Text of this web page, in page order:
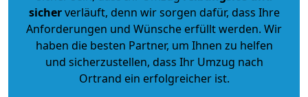
sicherverläuft, denn wir sorgen dafür, dass Ihre
Anforderungen und Wünsche erfüllt werden. Wir
haben die besten Partner, um Ihnen zu helfen
und sicherzustellen, dass Ihr Umzug nach
Ortrand ein erfolgreicher ist.